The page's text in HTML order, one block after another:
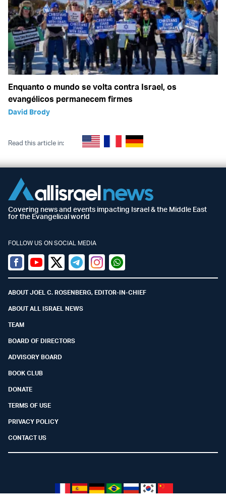
Enquanto o mundo se volta contra Israel, os
evangélicos permanecem firmes
David Brody
Read this article in:
Covering news and events impacting Israel & the Middle East
for the Evangelical world
FOLLOW US ON SOCIAL MEDIA
Facebook
YoutubeTwitter (X)
TelegramInstagramWhatsapp
ABOUT JOEL C. ROSENBERG, EDITOR-IN-CHIEF
ABOUT ALL ISRAEL NEWS
TEAM
BOARD OF DIRECTORS
ADVISORY BOARD
BOOK CLUB
DONATE
TERMS OF USE
PRIVACY POLICY
CONTACT US